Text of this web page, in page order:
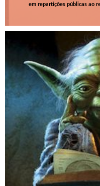
em repartições públicas ao